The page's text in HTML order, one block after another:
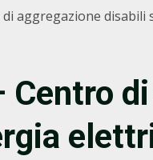
aggregazione
Centro